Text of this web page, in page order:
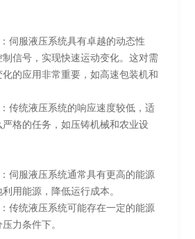
服液压系统具有卓越的动态性
信号，实现快速运动变化。这对需
的应用非常重要，如高速包装机和
统液压系统的响应速度较低，适
格的任务，如压铸机械和农业设
服液压系统通常具有更高的能源
用能源，降低运行成本。
统液压系统可能存在一定的能源
力条件下。